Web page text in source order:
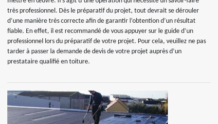
très professionnel. Dès le préparatif du projet, tout devrait se dérouler
d’une manière très correcte afin de garantir l’obtention d’un résultat
fiable. En effet, il est recommandé de vous appuyer sur le guide d’un
professionnel lors du préparatif de votre projet. Pour cela, veuillez ne pas
tarder à passer la demande de devis de votre projet auprès d’un
prestataire qualifié en toiture.